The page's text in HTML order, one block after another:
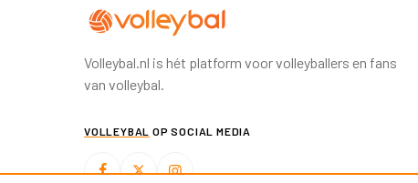
Volleybal.nl is hét platform voor volleyballers en fans
van volleybal.
VOLLEYBAL OP SOCIAL MEDIA